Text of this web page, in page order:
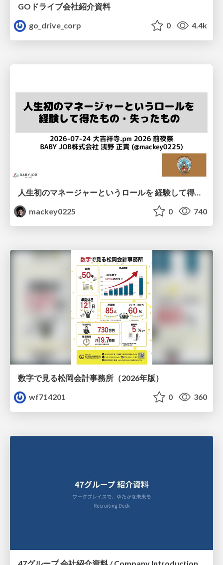
GOドライブ会社紹介資料
go_drive_corp
0 4.4k
人生初のマネージャーというロールを 経験して得たもの・失ったもの / Reflections on My First Manager Role
mackey0225
0 740
数字で見る松岡会計事務所（2026年版）
wf714201
0 360